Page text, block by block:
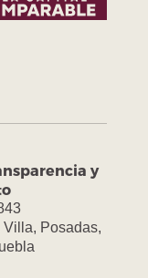
y
Villa, Posadas,